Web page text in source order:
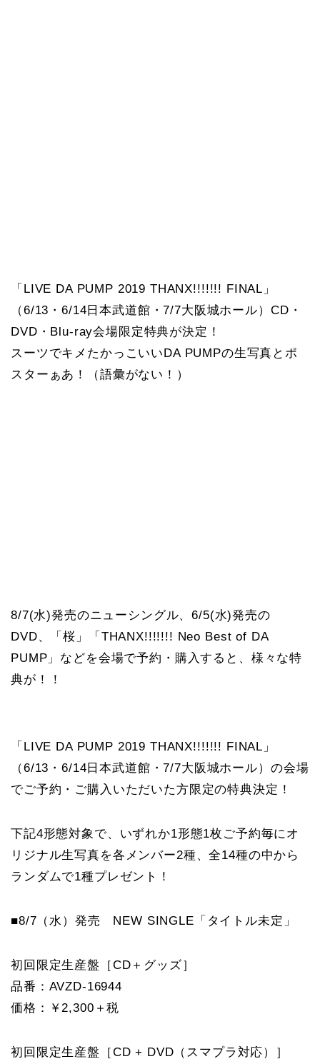
「LIVE DA PUMP 2019 THANX!!!!!!! FINAL」
（6/13・6/14日本武道館・7/7大阪城ホール）CD・
DVD・Blu-ray会場限定特典が決定！
スーツでキメたかっこいいDA PUMPの生写真とポ
スターぁあ！（語彙がない！）
8/7(水)発売のニューシングル、6/5(水)発売の
DVD、「桜」「THANX!!!!!!! Neo Best of DA
PUMP」などを会場で予約・購入すると、様々な特
典が！！
「LIVE DA PUMP 2019 THANX!!!!!!! FINAL」
（6/13・6/14日本武道館・7/7大阪城ホール）の会場
でご予約・ご購入いただいた方限定の特典決定！
下記4形態対象で、いずれか1形態1枚ご予約毎にオ
リジナル生写真を各メンバー2種、全14種の中から
ランダムで1種プレゼント！
■8/7（水）発売 NEW SINGLE「タイトル未定」
初回限定生産盤［CD＋グッズ］
品番：AVZD-16944
価格：￥2,300＋税
初回限定生産盤［CD + DVD（スマプラ対応）］